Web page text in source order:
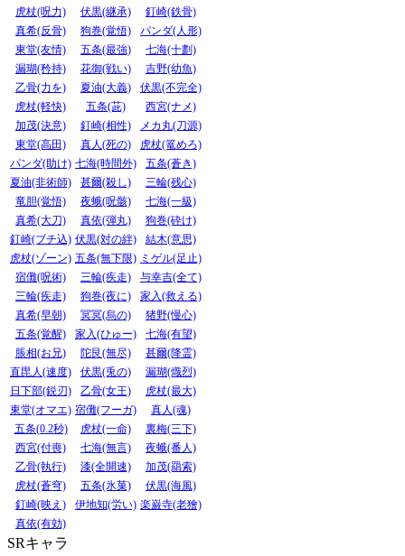
虎杖(呪力) 伏黒(継承)
釘崎(鉄骨)
真希(反骨)
狗巻(覚悟)
パンダ(人形)
東堂(友情)
五条(最強)
七海(十劃)
漏瑚(矜持)
花御(戦い)
吉野(幼魚)
乙骨(力を)
夏油(大義)
伏黒(不完全)
虎杖(軽快)
五条(茈)
西宮(ナメ)
加茂(決意)
釘崎(相性)
メカ丸(刀源)
東堂(高田)
真人(死の)
虎杖(篭めろ)
パンダ(助け) 七海(時間外)
五条(蒼き)
夏油(非術師)
甚爾(殺し)
三輪(残心)
竜胆(覚悟)
夜蛾(呪骸)
七海(一級)
真希(大刀)
真依(弾丸)
狗巻(砕け)
釘崎(ブチ込) 伏黒(対の絆)
結木(意思)
虎杖(ゾーン) 五条(無下限) ミゲル(足止)
宿儺(呪術)
三輪(疾走)
与幸吉(全て)
三輪(疾走)
狗巻(夜に)
家入(救える)
真希(早朝)
冥冥(烏の)
猪野(慢心)
五条(覚醒)
家入(ひゅー)
七海(有望)
脹相(お兄)
陀艮(無尽)
甚爾(降霊)
直毘人(速度)
伏黒(兎の)
漏瑚(熾烈)
日下部(鋭刃)
乙骨(女王)
虎杖(最大)
東堂(オマエ) 宿儺(フーガ)
真人(魂)
五条(0.2秒)
虎杖(一命)
裏梅(三下)
西宮(付喪)
七海(無言)
夜蛾(番人)
乙骨(執行)
漆(全開速)
加茂(羂索)
虎杖(蒼穹)
五条(氷菓)
伏黒(海風)
釘崎(映え)
伊地知(労い) 楽巌寺(老獪)
真依(有効)
SRキャラ